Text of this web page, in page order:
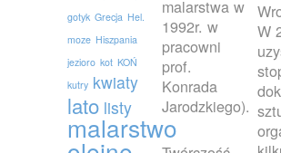
gotyk Grecja Hel.
moze Hiszpania
jezioro kot KOŃ
kutry kwiaty
lato listy
malarstwo
malarstwa w
1992r. w
pracowni
prof.
Konrada
Jarodzkiego).
W